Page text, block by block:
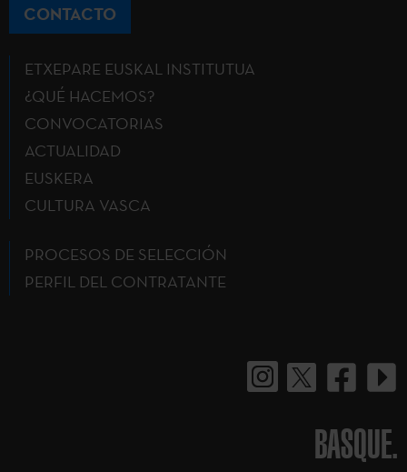
CONTACTO
ETXEPARE EUSKAL INSTITUTUA
¿QUÉ HACEMOS?
CONVOCATORIAS
ACTUALIDAD
EUSKERA
CULTURA VASCA
PROCESOS DE SELECCIÓN
PERFIL DEL CONTRATANTE
BASQUE.